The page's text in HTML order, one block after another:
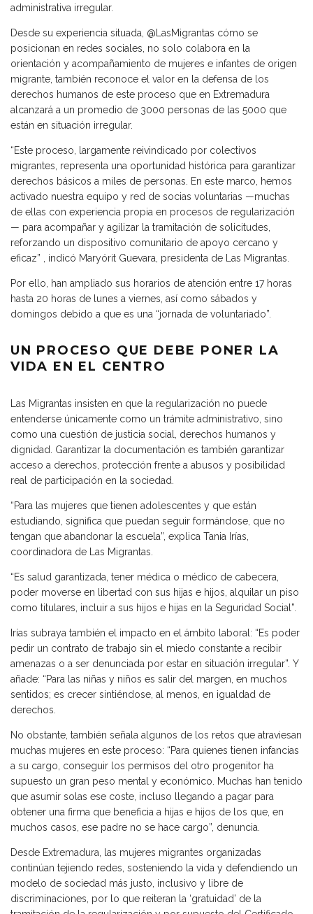
administrativa irregular.
Desde su experiencia situada, @LasMigrantas cómo se
posicionan en redes sociales, no solo colabora en la
orientación y acompañamiento de mujeres e infantes de origen
migrante, también reconoce el valor en la defensa de los
derechos humanos de este proceso que en Extremadura
alcanzará a un promedio de 3000 personas de las 5000 que
están en situación irregular.
“Este proceso, largamente reivindicado por colectivos
migrantes, representa una oportunidad histórica para garantizar
derechos básicos a miles de personas. En este marco, hemos
activado nuestra equipo y red de socias voluntarias —muchas
de ellas con experiencia propia en procesos de regularización
— para acompañar y agilizar la tramitación de solicitudes,
reforzando un dispositivo comunitario de apoyo cercano y
eficaz” , indicó Maryórit Guevara, presidenta de Las Migrantas.
Por ello, han ampliado sus horarios de atención entre 17 horas
hasta 20 horas de lunes a viernes, así como sábados y
domingos debido a que es una “jornada de voluntariado”.
UN PROCESO QUE DEBE PONER LA
VIDA EN EL CENTRO
Las Migrantas insisten en que la regularización no puede
entenderse únicamente como un trámite administrativo, sino
como una cuestión de justicia social, derechos humanos y
dignidad. Garantizar la documentación es también garantizar
acceso a derechos, protección frente a abusos y posibilidad
real de participación en la sociedad.
“Para las mujeres que tienen adolescentes y que están
estudiando, significa que puedan seguir formándose, que no
tengan que abandonar la escuela”, explica Tania Irías,
coordinadora de Las Migrantas.
“Es salud garantizada, tener médica o médico de cabecera,
poder moverse en libertad con sus hijas e hijos, alquilar un piso
como titulares, incluir a sus hijos e hijas en la Seguridad Social”.
Irías subraya también el impacto en el ámbito laboral: “Es poder
pedir un contrato de trabajo sin el miedo constante a recibir
amenazas o a ser denunciada por estar en situación irregular”. Y
añade: “Para las niñas y niños es salir del margen, en muchos
sentidos; es crecer sintiéndose, al menos, en igualdad de
derechos.
No obstante, también señala algunos de los retos que atraviesan
muchas mujeres en este proceso: “Para quienes tienen infancias
a su cargo, conseguir los permisos del otro progenitor ha
supuesto un gran peso mental y económico. Muchas han tenido
que asumir solas ese coste, incluso llegando a pagar para
obtener una firma que beneficia a hijas e hijos de los que, en
muchos casos, ese padre no se hace cargo”, denuncia.
Desde Extremadura, las mujeres migrantes organizadas
continúan tejiendo redes, sosteniendo la vida y defendiendo un
modelo de sociedad más justo, inclusivo y libre de
discriminaciones, por lo que reiteran la ‘gratuidad’ de la